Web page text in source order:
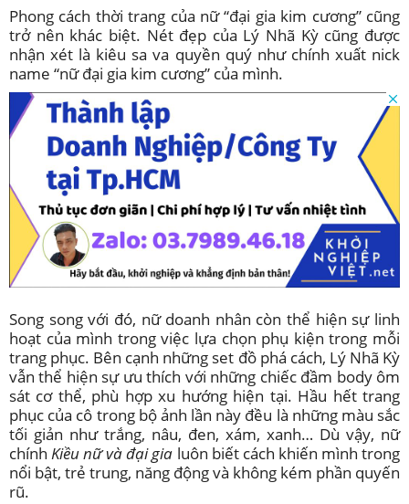
Phong cách thời trang của nữ “đại gia kim cương” cũng
trở nên khác biệt. Nét đẹp của Lý Nhã Kỳ cũng được
nhận xét là kiêu sa va quyền quý như chính xuất nick
name “nữ đại gia kim cương” của mình.
Song song với đó, nữ doanh nhân còn thể hiện sự linh
hoạt của mình trong việc lựa chọn phụ kiện trong mỗi
trang phục. Bên cạnh những set đồ phá cách, Lý Nhã Kỳ
vẫn thể hiện sự ưu thích với những chiếc đầm body ôm
sát cơ thể, phù hợp xu hướng hiện tại. Hầu hết trang
phục của cô trong bộ ảnh lần này đều là những màu sắc
tối giản như trắng, nâu, đen, xám, xanh… Dù vậy, nữ
chínhKiều nữ và đại gia luôn biết cách khiến mình trong
nổi bật, trẻ trung, năng động và không kém phần quyến
rũ.